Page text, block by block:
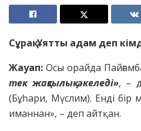
Сұрақ: Ұятты адам деп
Жауап: Осы орайда
тек жақсылық әкеледі», –
(Бұһари, Мүслим). Енді бір
иманнан», – деп айтқан.